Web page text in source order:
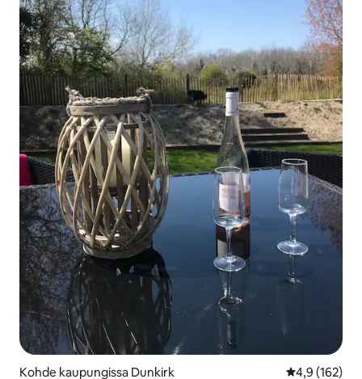
Kohde kaupungissa Dunkirk
4,9 (162)